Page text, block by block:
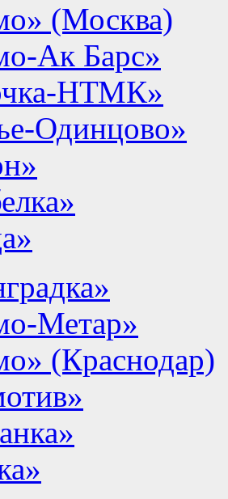
(Москва)
Ак Барс»
НТМК»
Одинцово»
Метар»
(Краснодар)